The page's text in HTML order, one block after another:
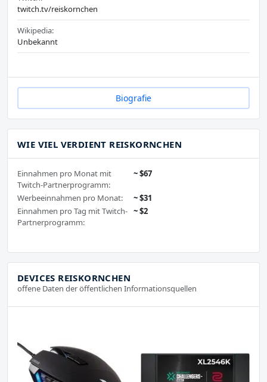
twitch.tv/reiskornchen
Wikipedia:
Unbekannt
Biografie
WIE VIEL VERDIENT REISKORNCHEN
Einnahmen pro Monat mit
Twitch-Partnerprogramm:
~ $67
Werbeeinnahmen pro Monat:
~ $31
Einnahmen pro Tag mit Twitch-
Partnerprogramm:
~ $2
DEVICES REISKORNCHEN
offene Daten der öffentlichen Informationsquellen